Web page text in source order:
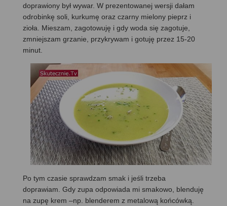
doprawiony był wywar. W prezentowanej wersji dałam
odrobinkę soli, kurkumę oraz czarny mielony pieprz i
zioła. Mieszam, zagotowuję i gdy woda się zagotuje,
zmniejszam grzanie, przykrywam i gotuję przez 15-20
minut.
Po tym czasie sprawdzam smak i jeśli trzeba
doprawiam. Gdy zupa odpowiada mi smakowo, blenduję
na zupę krem –np. blenderem z metalową końcówką.